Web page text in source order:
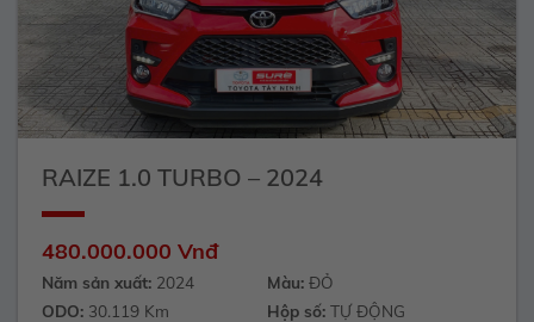
RAIZE 1.0 TURBO – 2024
480.000.000 Vnđ
Năm sản xuất:2024 Màu: ĐỎ
ODO:30.119 Km Hộp số: TỰ ĐỘNG